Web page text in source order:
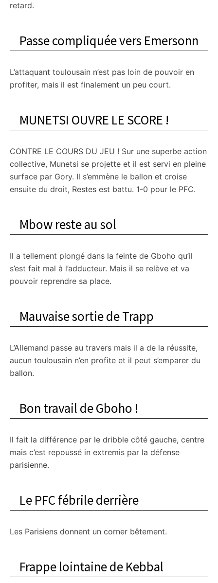
retard.
Passe compliquée vers Emersonn
L’attaquant toulousain n’est pas loin de pouvoir en
profiter, mais il est finalement un peu court.
MUNETSI OUVRE LE SCORE !
CONTRE LE COURS DU JEU ! Sur une superbe action
collective, Munetsi se projette et il est servi en pleine
surface par Gory. Il s’emmène le ballon et croise
ensuite du droit, Restes est battu. 1-0 pour le PFC.
Mbow reste au sol
Il a tellement plongé dans la feinte de Gboho qu’il
s’est fait mal à l’adducteur. Mais il se relève et va
pouvoir reprendre sa place.
Mauvaise sortie de Trapp
L’Allemand passe au travers mais il a de la réussite,
aucun toulousain n’en profite et il peut s’emparer du
ballon.
Bon travail de Gboho !
Il fait la différence par le dribble côté gauche, centre
mais c’est repoussé in extremis par la défense
parisienne.
Le PFC fébrile derrière
Les Parisiens donnent un corner bêtement.
Frappe lointaine de Kebbal